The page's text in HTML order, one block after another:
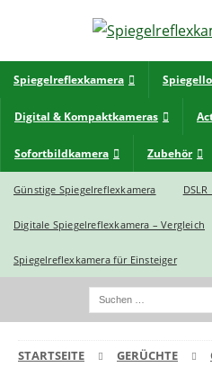
Spiegelreflexkamera
Digital & Kompaktkameras
Sofortbildkamera Zubehör
Günstige Spiegelreflexkamera
Digitale Spiegelreflexkamera – Vergleich
Spiegelreflexkamera für Einsteiger
STARTSEITE GERÜCHTE